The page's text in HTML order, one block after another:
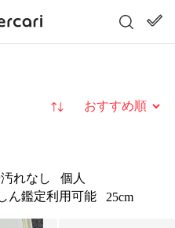
並び替え
れなし
個人
ん鑑定利用可能 25cm